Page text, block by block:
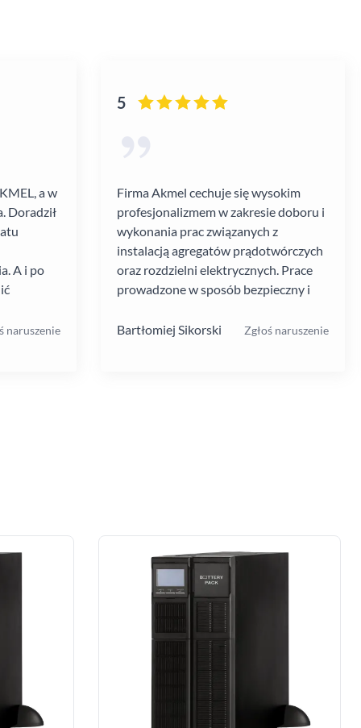
a w
Doradził
A i po
naruszenie
5
Firma Akmel cechuje się wysokim
profesjonalizmem w zakresie doboru i
wykonania prac związanych z
instalacją agregatów prądotwórczych
oraz rozdzielni elektrycznych. Prace
prowadzone w sposób bezpieczny i
Jakość i rodzaj stosowanych
Bartłomiej Sikorski Zgłoś naruszenie